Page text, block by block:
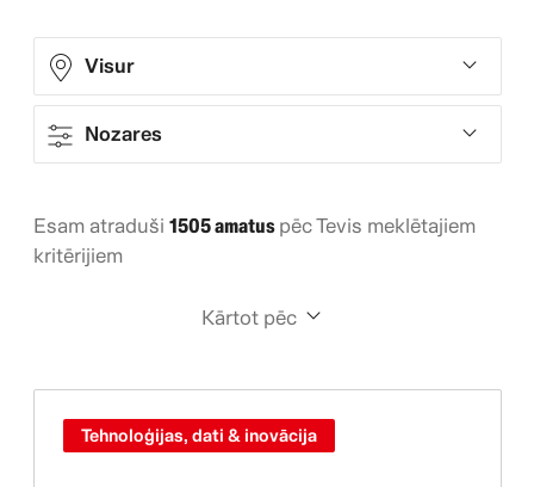
Visur
Nozares
Esam atraduši 1505 amatus pēc Tevis meklētajiem
kritērijiem
Kārtot pēc
Tehnoloģijas, dati & inovācija